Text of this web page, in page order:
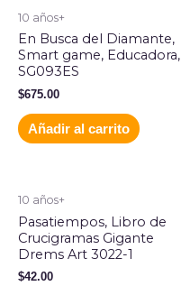
10 años+
En Busca del Diamante,
Smart game, Educadora,
SG093ES
$675.00
Añadir al carrito
10 años+
Pasatiempos, Libro de
Crucigramas Gigante
Drems Art 3022-1
$42.00